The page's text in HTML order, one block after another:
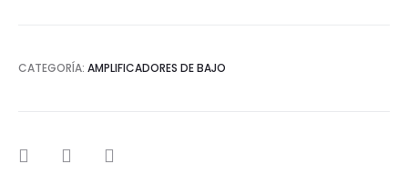
CATEGORÍA: AMPLIFICADORES DE BAJO
SHARE